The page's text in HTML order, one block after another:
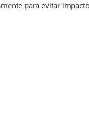
para evitar